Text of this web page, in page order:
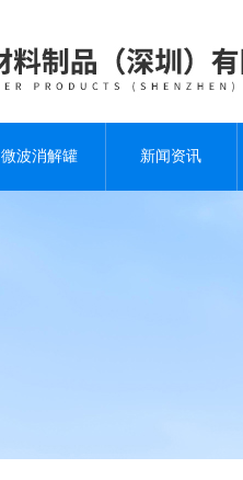
微波消解罐 新闻资讯